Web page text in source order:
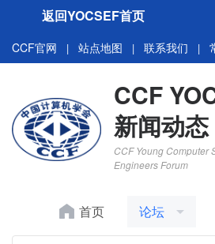
返回YOCSEF首页
CCF官网 | 站点地图 | 联系我们 |
CCF
新闻动态
CCF Young Computer
Engineers Forum
首页 论坛